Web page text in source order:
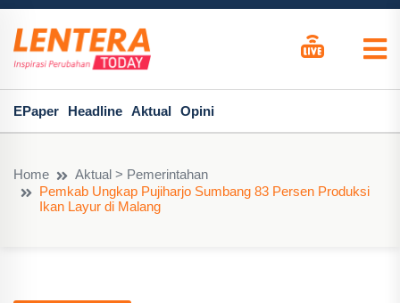
EPaper Headline Aktual Opini
Home
Aktual > Pemerintahan
Pemkab Ungkap Pujiharjo Sumbang 83 Persen Produksi
Ikan Layur di Malang